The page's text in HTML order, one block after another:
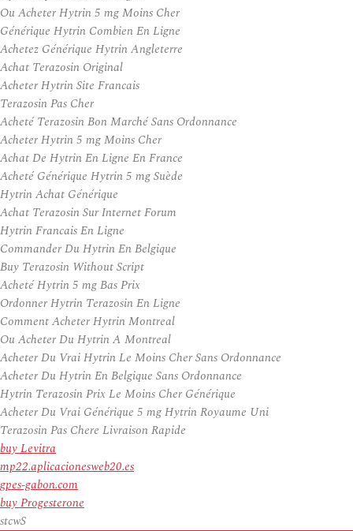
Ou Acheter Hytrin 5 mg Moins Cher
Générique Hytrin Combien En Ligne
Achetez Générique Hytrin Angleterre
Achat Terazosin Original
Acheter Hytrin Site Francais
Terazosin Pas Cher
Acheté Terazosin Bon Marché Sans Ordonnance
Acheter Hytrin 5 mg Moins Cher
Achat De Hytrin En Ligne En France
Acheté Générique Hytrin 5 mg Suède
Hytrin Achat Générique
Achat Terazosin Sur Internet Forum
Hytrin Francais En Ligne
Commander Du Hytrin En Belgique
Buy Terazosin Without Script
Acheté Hytrin 5 mg Bas Prix
Ordonner Hytrin Terazosin En Ligne
Comment Acheter Hytrin Montreal
Ou Acheter Du Hytrin A Montreal
Acheter Du Vrai Hytrin Le Moins Cher Sans Ordonnance
Acheter Du Hytrin En Belgique Sans Ordonnance
Hytrin Terazosin Prix Le Moins Cher Générique
Acheter Du Vrai Générique 5 mg Hytrin Royaume Uni
Terazosin Pas Chere Livraison Rapide
buy Levitra
mp22.aplicacionesweb20.es
gpes-gabon.com
buy Progesterone
stcwS